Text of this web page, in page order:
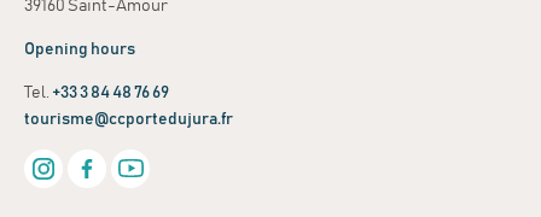
39160 Saint-Amour
Opening hours
Tel. +33 3 84 48 76 69
tourisme@ccportedujura.fr